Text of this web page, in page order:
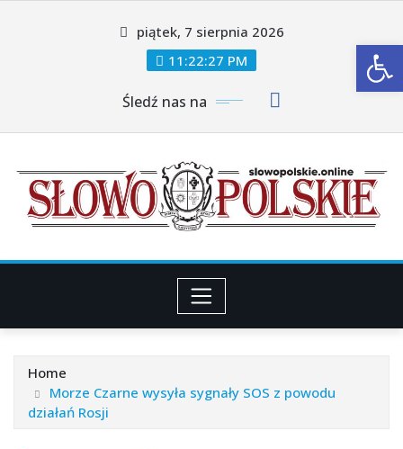
piątek, 7 sierpnia 2026
11:22:28 PM
Śledź nas na
Home
Morze Czarne wysyła sygnały SOS z powodu
działań Rosji